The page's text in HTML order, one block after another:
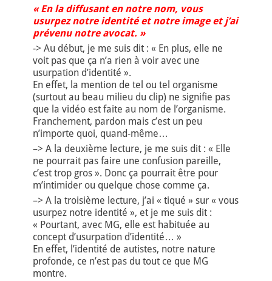
« En la diffusant en notre nom, vous
usurpez notre identité et notre image et j’ai
prévenu notre avocat. »
-> Au début, je me suis dit : « En plus, elle ne
voit pas que ça n’a rien à voir avec une
usurpation d’identité ».
En effet, la mention de tel ou tel organisme
(surtout au beau milieu du clip) ne signifie pas
que la vidéo est faite au nom de l’organisme.
Franchement, pardon mais c’est un peu
n’importe quoi, quand-même…
–> A la deuxième lecture, je me suis dit : « Elle
ne pourrait pas faire une confusion pareille,
c’est trop gros ». Donc ça pourrait être pour
m’intimider ou quelque chose comme ça.
–> A la troisième lecture, j’ai « tiqué » sur « vous
usurpez notre identité », et je me suis dit :
« Pourtant, avec MG, elle est habituée au
concept d’usurpation d’identité… »
En effet, l’identité de autistes, notre nature
profonde, ce n’est pas du tout ce que MG
montre.